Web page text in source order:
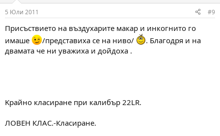
5 Юли 2011 #9
Присъствието на въздухарите макар и инкогнито го
имаше
/представиха се на ниво/
. Благодря и на
двамата че ни уважиха и дойдоха .
Kрайно класиране при калибър 22LR.
ЛОВЕН КЛАС.-Класиране.